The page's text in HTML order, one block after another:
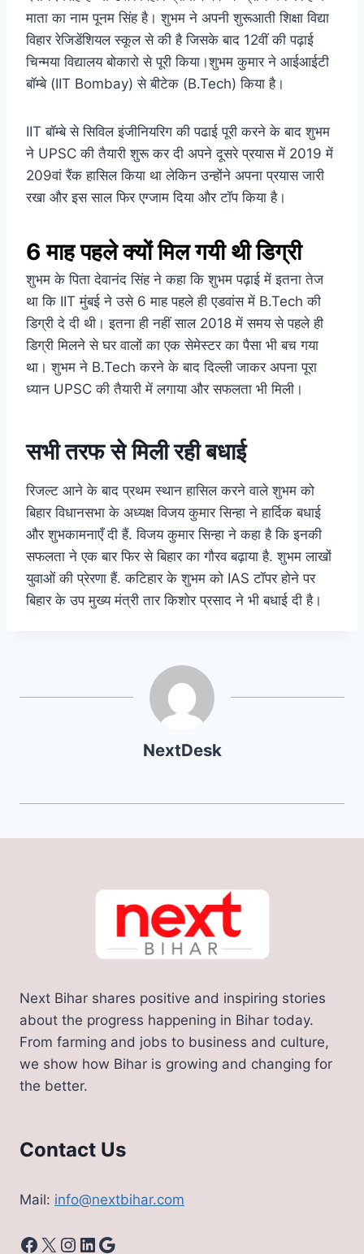
माता का नाम पूनम सिंह है। शुभम ने अपनी शुरूआती शिक्षा विद्या
विहार रेजिडेंशियल स्कूल से की है जिसके बाद 12वीं की पढ़ाई
चिन्मया विद्यालय बोकारो से पूरी किया।शुभम कुमार ने आईआईटी
बॉम्बे (IIT Bombay) से बीटेक (B.Tech) किया है।
IIT बॉम्बे से सिविल इंजीनियरिग की पढाई पूरी करने के बाद शुभम
ने UPSC की तैयारी शुरू कर दी अपने दूसरे प्रयास में 2019 में
209वां रैंक हासिल किया था लेकिन उन्होंने अपना प्रयास जारी
रखा और इस साल फिर एग्जाम दिया और टॉप किया है।
6 माह पहले क्यों मिल गयी थी डिग्री
शुभम के पिता देवानंद सिंह ने कहा कि शुभम पढ़ाई में इतना तेज
था कि IIT मुंबई ने उसे 6 माह पहले ही एडवांस में B.Tech की
डिग्री दे दी थी। इतना ही नहीं साल 2018 में समय से पहले ही
डिग्री मिलने से घर वालों का एक सेमेस्टर का पैसा भी बच गया
था। शुभम ने B.Tech करने के बाद दिल्ली जाकर अपना पूरा
ध्यान UPSC की तैयारी में लगाया और सफलता भी मिली।
सभी तरफ से मिली रही बधाई
रिजल्ट आने के बाद प्रथम स्थान हासिल करने वाले शुभम को
बिहार विधानसभा के अध्यक्ष विजय कुमार सिन्हा ने हार्दिक बधाई
और शुभकामनाएँ दी हैं. विजय कुमार सिन्हा ने कहा है कि इनकी
सफलता ने एक बार फिर से बिहार का गौरव बढ़ाया है. शुभम लाखों
युवाओं की प्रेरणा हैं. कटिहार के शुभम को IAS टॉपर होने पर
बिहार के उप मुख्य मंत्री तार किशोर प्रसाद ने भी बधाई दी है।
NextDesk
Next Bihar shares positive and inspiring stories
about the progress happening in Bihar today.
From farming and jobs to business and culture,
we show how Bihar is growing and changing for
the better.
Contact Us
Mail: info@nextbihar.com
Facebook
X Instagram
LinkedIn
Google